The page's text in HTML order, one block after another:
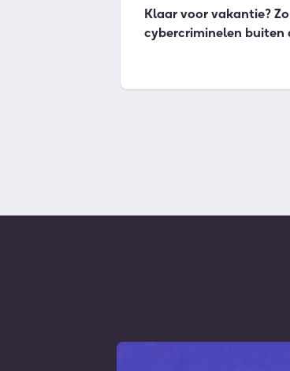
Klaar voor vakantie?
cybercriminelen buiten